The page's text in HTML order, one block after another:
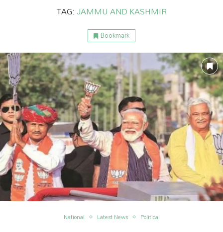
TAG: JAMMU AND KASHMIR
Bookmark
National Latest News Political
అంతర్జాతీయం